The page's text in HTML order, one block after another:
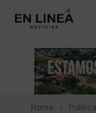
Home Política